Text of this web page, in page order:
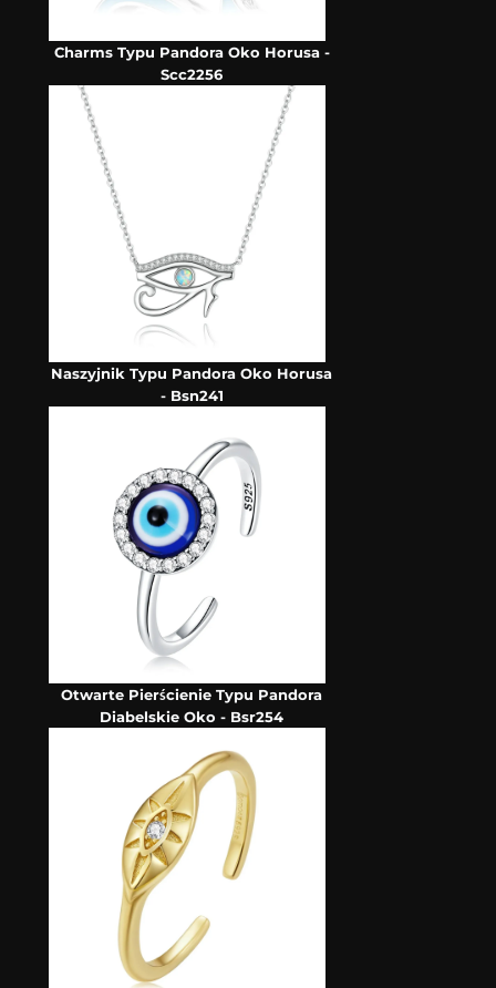
Charms Typu Pandora Oko Horusa -
Scc2256
Naszyjnik Typu Pandora Oko Horusa
- Bsn241
Otwarte Pierścienie Typu Pandora
Diabelskie Oko - Bsr254